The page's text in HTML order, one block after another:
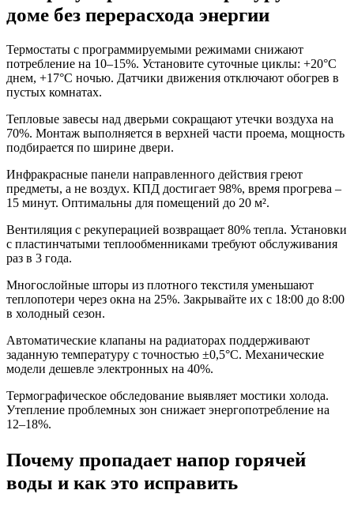
доме без перерасхода энергии
Термостаты с программируемыми режимами снижают
потребление на 10–15%. Установите суточные циклы: +20°C
днем, +17°C ночью. Датчики движения отключают обогрев в
пустых комнатах.
Тепловые завесы над дверьми сокращают утечки воздуха на
70%. Монтаж выполняется в верхней части проема, мощность
подбирается по ширине двери.
Инфракрасные панели направленного действия греют
предметы, а не воздух. КПД достигает 98%, время прогрева –
15 минут. Оптимальны для помещений до 20 м².
Вентиляция с рекуперацией возвращает 80% тепла. Установки
с пластинчатыми теплообменниками требуют обслуживания
раз в 3 года.
Многослойные шторы из плотного текстиля уменьшают
теплопотери через окна на 25%. Закрывайте их с 18:00 до 8:00
в холодный сезон.
Автоматические клапаны на радиаторах поддерживают
заданную температуру с точностью ±0,5°C. Механические
модели дешевле электронных на 40%.
Термографическое обследование выявляет мостики холода.
Утепление проблемных зон снижает энергопотребление на
12–18%.
Почему пропадает напор горячей
воды и как это исправить